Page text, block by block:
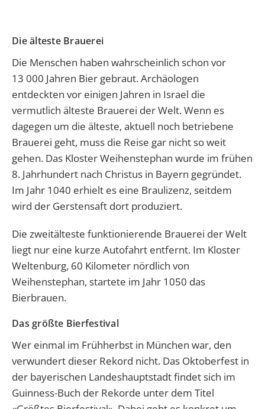
Die älteste Brauerei
Die Menschen haben wahrscheinlich schon vor
13 000 Jahren Bier gebraut. Archäologen
entdeckten vor einigen Jahren in Israel die
vermutlich älteste Brauerei der Welt. Wenn es
dagegen um die älteste, aktuell noch betriebene
Brauerei geht, muss die Reise gar nicht so weit
gehen. Das Kloster Weihenstephan wurde im frühen
8. Jahrhundert nach Christus in Bayern gegründet.
Im Jahr 1040 erhielt es eine Braulizenz, seitdem
wird der Gerstensaft dort produziert.
Die zweitälteste funktionierende Brauerei der Welt
liegt nur eine kurze Autofahrt entfernt. Im Kloster
Weltenburg, 60 Kilometer nördlich von
Weihenstephan, startete im Jahr 1050 das
Bierbrauen.
Das größte Bierfestival
Wer einmal im Frühherbst in München war, den
verwundert dieser Rekord nicht. Das Oktoberfest in
der bayerischen Landeshauptstadt findet sich im
Guinness-Buch der Rekorde unter dem Titel